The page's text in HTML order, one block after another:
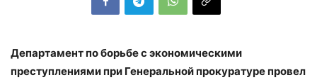
Департамент по борьбе с экономическими
преступлениями при Генеральной прокуратуре провел